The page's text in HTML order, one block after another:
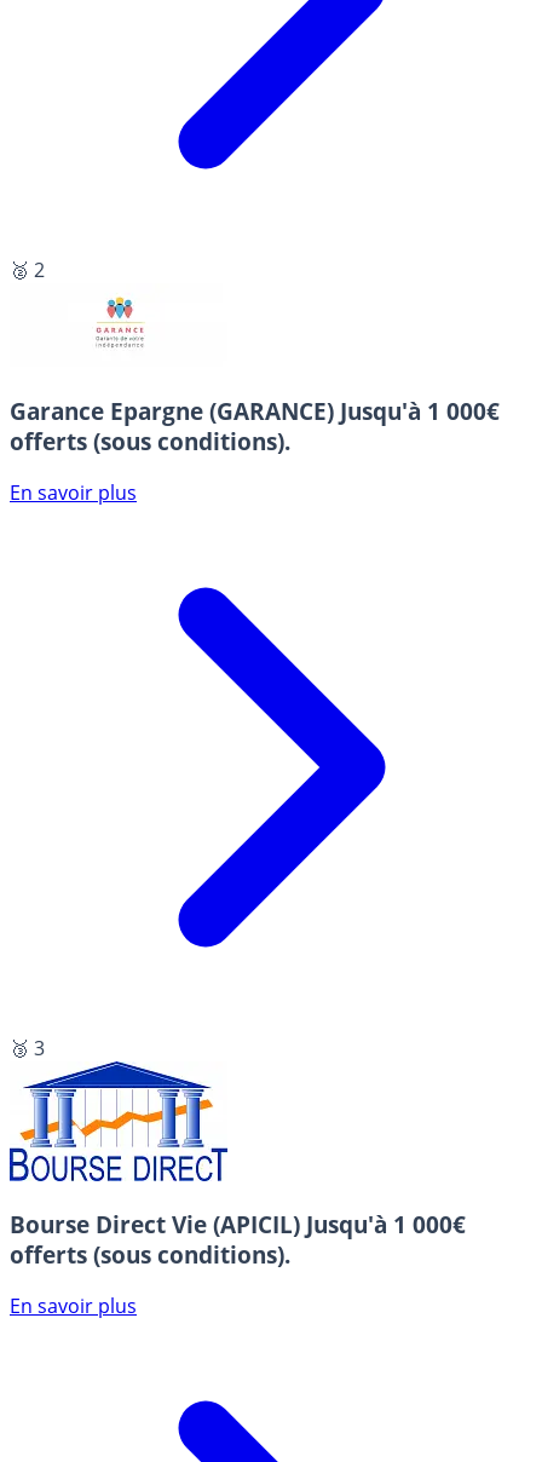
🥈 2
Garance Epargne (GARANCE) Jusqu'à 1 000€
offerts (sous conditions).
En savoir plus
🥉 3
Bourse Direct Vie (APICIL) Jusqu'à 1 000€
offerts (sous conditions).
En savoir plus